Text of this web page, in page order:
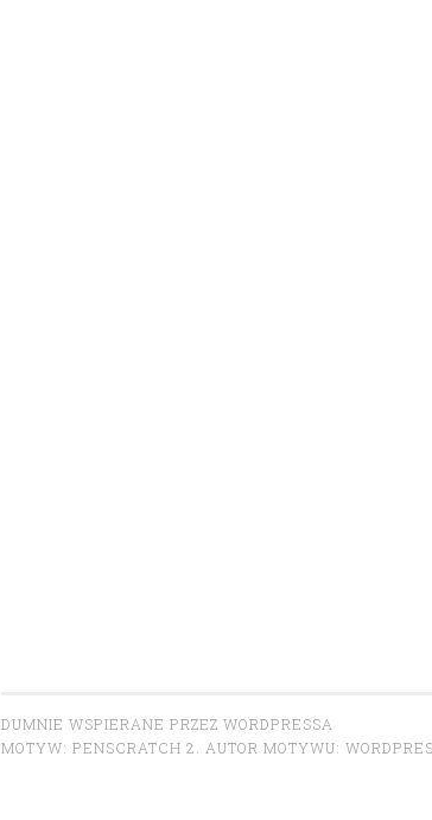
DUMNIE WSPIERANE PRZEZ WORDPRESSA
MOTYW: PENSCRATCH 2. AUTOR MOTYWU: